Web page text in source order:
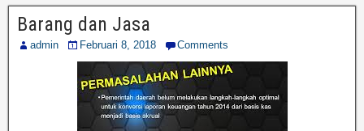
Barang dan Jasa
admin Februari 8, 2018 Comments